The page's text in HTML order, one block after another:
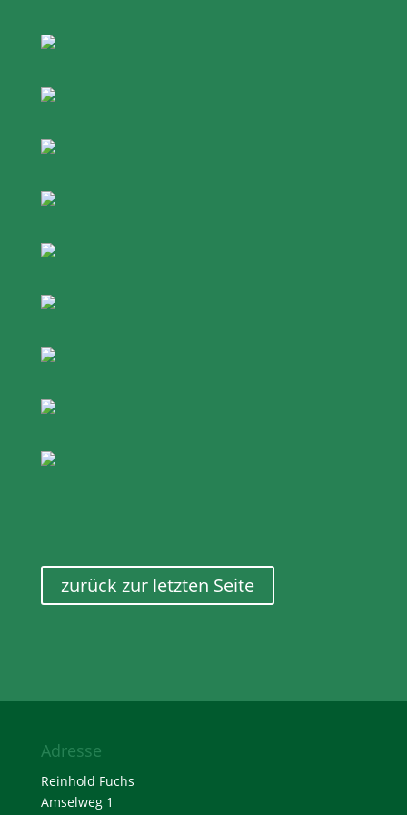
zurück zur letzten Seite
Adresse
Reinhold Fuchs
Amselweg 1